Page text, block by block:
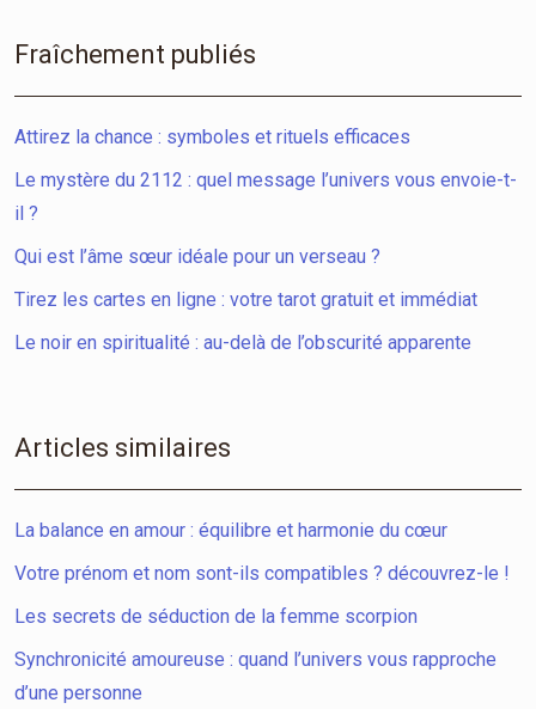
Fraîchement publiés
Attirez la chance : symboles et rituels efficaces
Le mystère du 2112 : quel message l’univers vous envoie-t-
il ?
Qui est l’âme sœur idéale pour un verseau ?
Tirez les cartes en ligne : votre tarot gratuit et immédiat
Le noir en spiritualité : au-delà de l’obscurité apparente
Articles similaires
La balance en amour : équilibre et harmonie du cœur
Votre prénom et nom sont-ils compatibles ? découvrez-le !
Les secrets de séduction de la femme scorpion
Synchronicité amoureuse : quand l’univers vous rapproche
d’une personne